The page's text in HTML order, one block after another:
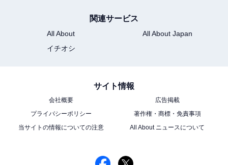
『風、薫る』で演技がうまいと思う男性俳優ラ
関連サービス
All About
All About Japan
イチオシ
サイト情報
会社概要
広告掲載
プライバシーポリシー
著作権・商標・免責事項
当サイトの情報についての注意
All About ニュースについて